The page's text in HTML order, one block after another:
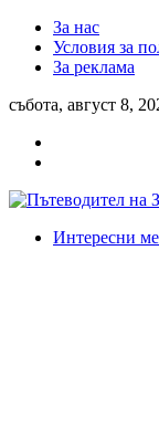
За нас
Условия за
За реклама
събота, август 8,
Интересни